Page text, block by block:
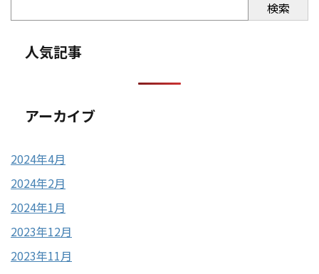
検索
人気記事
アーカイブ
2024年4月
2024年2月
2024年1月
2023年12月
2023年11月